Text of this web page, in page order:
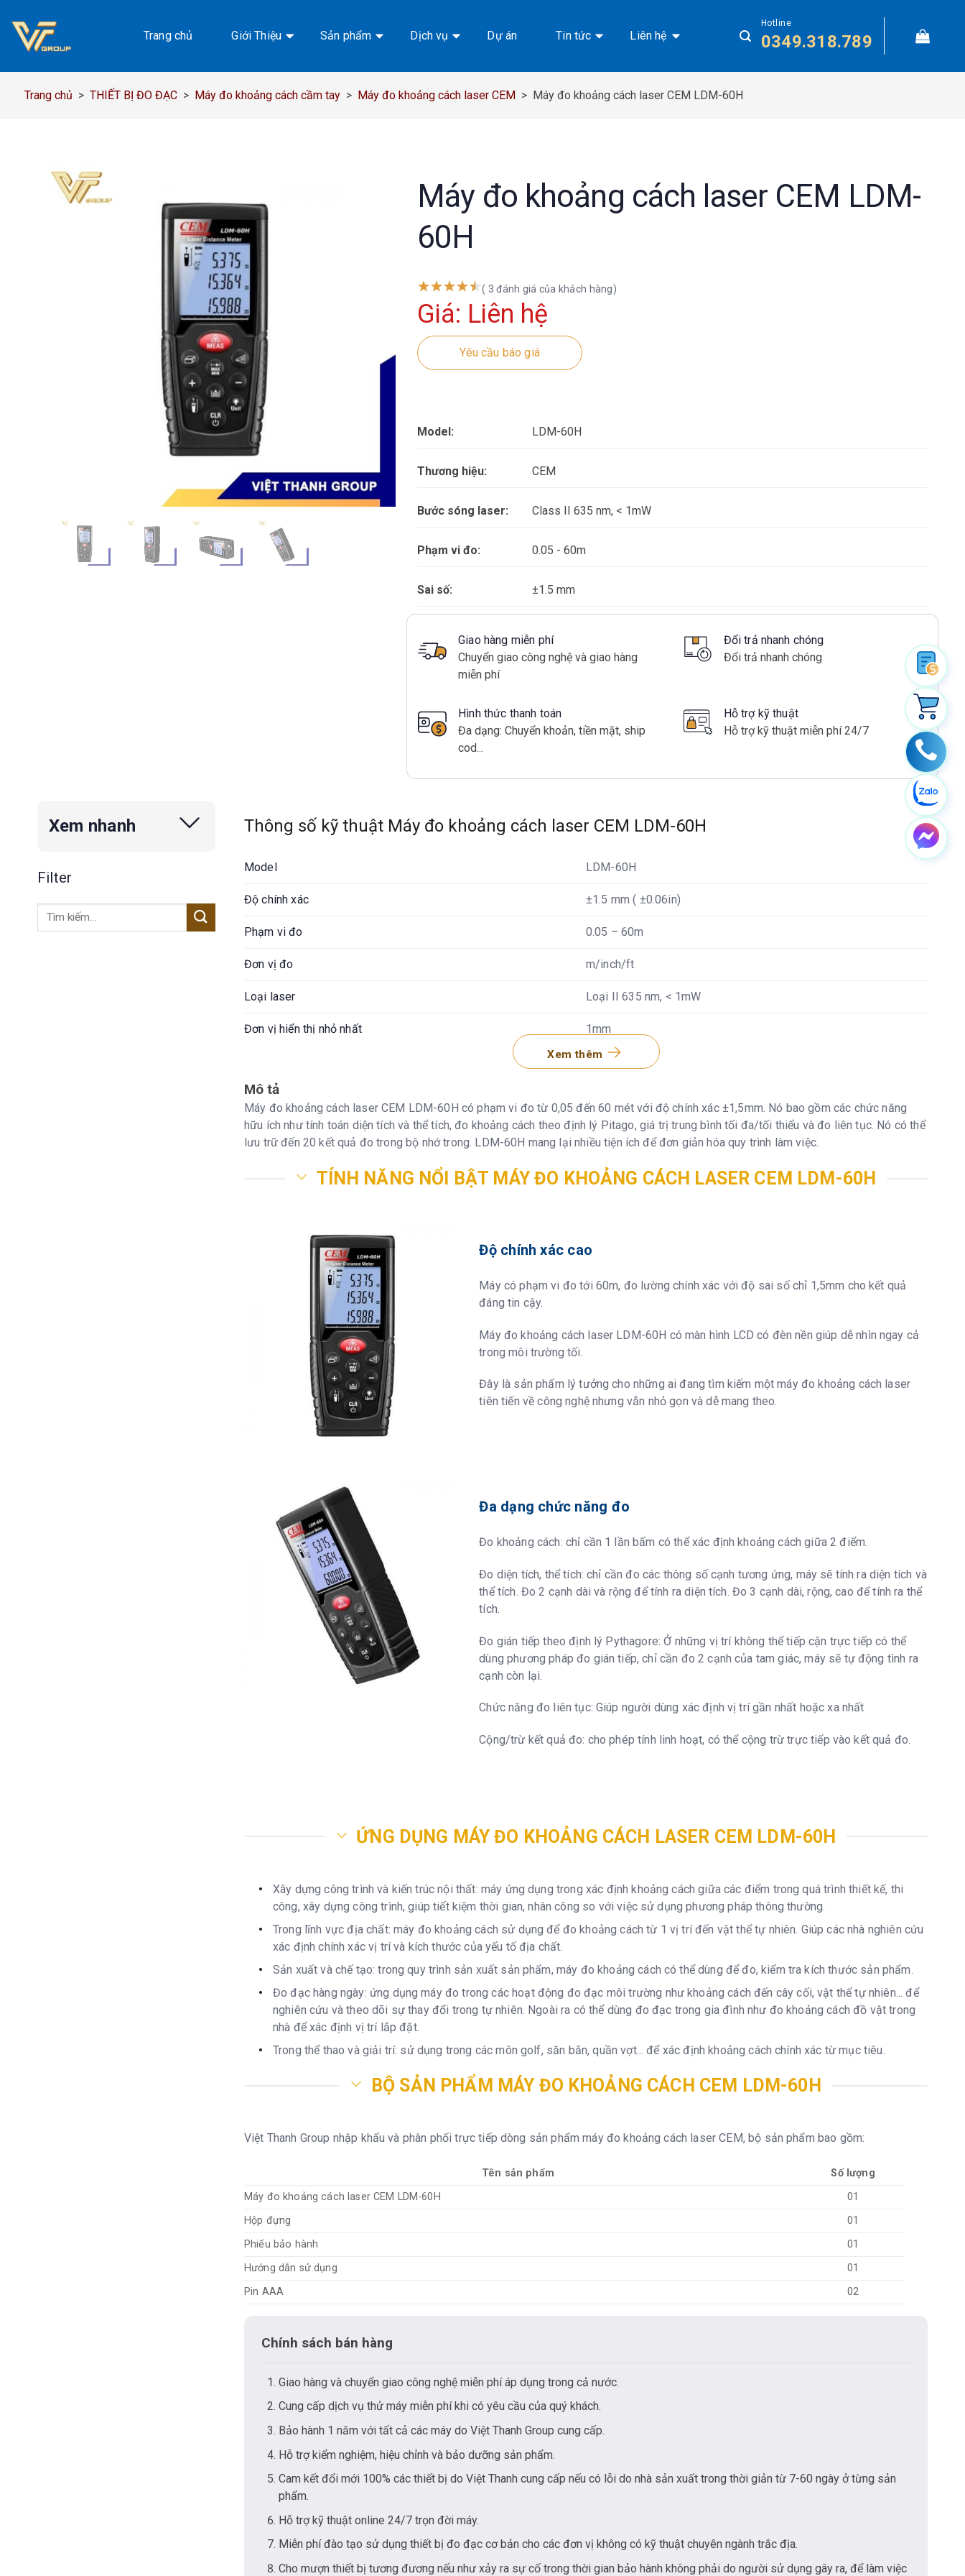
đến
Trang chủ Giới Thiệu Sản phẩm Dịch vụ Dự án Tin tức Liên hệ
Hotline
0349.318.789
Trang chủ > THIẾT BỊ ĐO ĐẠC > Máy đo khoảng cách cầm tay > Máy đo khoảng cách laser CEM > Máy đo khoảng cách laser CEM LDM-60H
Máy đo khoảng cách laser CEM LDM-
60H
( 3 đánh giá của khách hàng)
Giá: Liên hệ
Yêu cầu báo giá
Model: LDM-60H
Thương hiệu: CEM
Bước sóng laser: Class II 635 nm, < 1mW
Phạm vi đo: 0.05 - 60m
Sai số: ±1.5 mm
Giao hàng miễn phí
Chuyển giao công nghệ và giao hàng
miễn phí
Đổi trả nhanh chóng
Đổi trả nhanh chóng
Hình thức thanh toán
Đa dạng: Chuyển khoản, tiền mặt, ship
cod...
Hỗ trợ kỹ thuật
Hỗ trợ kỹ thuật miễn phí 24/7
Xem nhanh
Filter
Tìm
Thông số kỹ thuật Máy đo khoảng cách laser CEM LDM-60H
Model LDM-60H
Độ chính xác ±1.5 mm ( ±0.06in)
Phạm vi đo 0.05 – 60m
Đơn vị đo m/inch/ft
Loại laser Loại II 635 nm, < 1mW
Đơn vị hiển thị nhỏ nhất 1mm
± 65°
Chống bụi, nước
Số bản đo ghi nhớ 20
Lên đến 4.000 lần đo
Loại AA 2 x 1.5V
Tự động tắt laser
Tự động tắt nguồn
Xem thêm
Mô tả
Máy đo khoảng cách laser CEM LDM-60H có phạm vi đo từ 0,05 đến 60 mét với độ chính xác ±1,5mm. Nó bao gồm các chức năng
hữu ích như tính toán diện tích và thể tích, đo khoảng cách theo định lý Pitago, giá trị trung bình tối đa/tối thiểu và đo liên tục. Nó có thể
lưu trữ đến 20 kết quả đo trong bộ nhớ trong. LDM-60H mang lại nhiều tiện ích để đơn giản hóa quy trình làm việc.
TÍNH NĂNG NỔI BẬT MÁY ĐO KHOẢNG CÁCH LASER CEM LDM-60H
Độ chính xác cao
Máy có phạm vi đo tới 60m, đo lường chính xác với độ sai số chỉ 1,5mm cho kết quả
đáng tin cậy.
Máy đo khoảng cách laser LDM-60H có màn hình LCD có đèn nền giúp dễ nhìn ngay cả
trong môi trường tối.
Đây là sản phẩm lý tưởng cho những ai đang tìm kiếm một máy đo khoảng cách laser
tiên tiến về công nghệ nhưng vẫn nhỏ gọn và dễ mang theo.
Đa dạng chức năng đo
Đo khoảng cách: chỉ cần 1 lần bấm có thể xác định khoảng cách giữa 2 điểm.
Đo diện tích, thể tích: chỉ cần đo các thông số cạnh tương ứng, máy sẽ tính ra diện tích và
thể tích. Đo 2 cạnh dài và rộng để tính ra diện tích. Đo 3 cạnh dài, rộng, cao để tính ra thể
tích.
Đo gián tiếp theo định lý Pythagore: Ở những vị trí không thể tiếp cận trực tiếp có thể
dùng phương pháp đo gián tiếp, chỉ cần đo 2 cạnh của tam giác, máy sẽ tự động tình ra
cạnh còn lại.
Chức năng đo liên tục: Giúp người dùng xác định vị trí gần nhất hoặc xa nhất
Cộng/trừ kết quả đo: cho phép tính linh hoạt, có thể cộng trừ trực tiếp vào kết quả đo.
ỨNG DỤNG MÁY ĐO KHOẢNG CÁCH LASER CEM LDM-60H
Xây dựng công trình và kiến trúc nội thất: máy ứng dụng trong xác định khoảng cách giữa các điểm trong quá trình thiết kế, thi
công, xây dựng công trình, giúp tiết kiệm thời gian, nhân công so với việc sử dụng phương pháp thông thường.
Trong lĩnh vực địa chất: máy đo khoảng cách sử dụng để đo khoảng cách từ 1 vị trí đến vật thể tự nhiên. Giúp các nhà nghiên cứu
xác định chính xác vị trí và kích thước của yếu tố địa chất.
Sản xuất và chế tạo: trong quy trình sản xuất sản phẩm, máy đo khoảng cách có thể dùng để đo, kiểm tra kích thước sản phẩm.
Đo đạc hàng ngày: ứng dụng máy đo trong các hoạt động đo đạc môi trường như khoảng cách đến cây cối, vật thể tự nhiên... để
nghiên cứu và theo dõi sự thay đổi trong tự nhiên. Ngoài ra có thể dùng đo đạc trong gia đình như đo khoảng cách đồ vật trong
nhà để xác định vị trí lắp đặt.
Trong thể thao và giải trí: sử dụng trong các môn golf, săn bắn, quần vợt... để xác định khoảng cách chính xác từ mục tiêu.
BỘ SẢN PHẨM MÁY ĐO KHOẢNG CÁCH CEM LDM-60H
Việt Thanh Group nhập khẩu và phân phối trực tiếp dòng sản phẩm máy đo khoảng cách laser CEM, bộ sản phẩm bao gồm:
Tên sản phẩm
Số lượng
Máy đo khoảng cách laser CEM LDM-60H
01
Hộp đựng
01
Phiếu bảo hành
01
Hướng dẫn sử dụng
01
Pin AAA
02
Chính sách bán hàng
Giao hàng và chuyển giao công nghệ miễn phí áp dụng trong cả nước.
Cung cấp dịch vụ thử máy miễn phí khi có yêu cầu của quý khách.
Bảo hành 1 năm với tất cả các máy do Việt Thanh Group cung cấp.
Hỗ trợ kiểm nghiệm, hiệu chỉnh và bảo dưỡng sản phẩm.
Cam kết đổi mới 100% các thiết bị do Việt Thanh cung cấp nếu có lỗi do nhà sản xuất trong thời giản từ 7-60 ngày ở từng sản
phẩm.
Hỗ trợ kỹ thuật online 24/7 trọn đời máy.
Miễn phí đào tạo sử dụng thiết bị đo đạc cơ bản cho các đơn vị không có kỹ thuật chuyên ngành trắc địa.
Cho mượn thiết bị tương đương nếu như xảy ra sự cố trong thời gian bảo hành không phải do người sử dụng gây ra, để làm việc